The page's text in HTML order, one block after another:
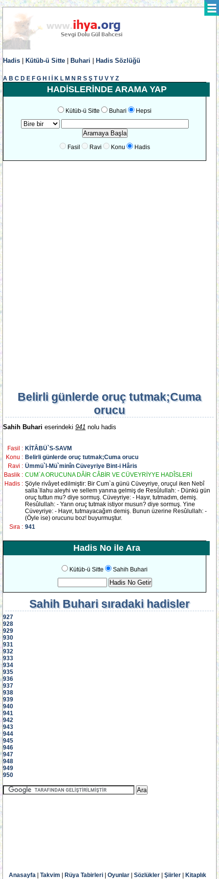
Hadis Kütüb-ü Sitte Buhari Hadis Sözlüğü
A B C D E F G H K L M N R S Ş T U V Y Z
HADİSLERİNDE ARAMA YAP
Kütüb-ü Sitte Buhari Hepsi
Fasil Ravi Konu Hadis
Belirli günlerde oruç tutmak;Cuma
orucu
Sahih Buhari eserindeki 941 nolu hadis
Fasil : KİTÂBÜ`S-SAVM
Konu : Belirli günlerde oruç tutmak;Cuma orucu
Ravi : Ümmü`l-Mü`minîn Cüveyriye Bint-i Hâris
Baslik : CUM`A ORUCUNA DÂİR CÂBİR VE CÜVEYRİYYE HADÎSLERİ
Hadis : Şöyle rivâyet edilmiştir: Bir Cum`a günü Cüveyriye, oruçul iken Nebî
salla`llahu aleyhi ve sellem yanına gelmiş de Resûlullah: - Dünkü gün
oruç tuttun mu? diye sormuş. Cüveyriye: - Hayır, tutmadım, demiş.
Resûlullah: - Yarın oruç tutmak istiyor musun? diye sormuş. Yine
Cüveyriye: - Hayır, tutmayacağım demiş. Bunun üzerine Resûlullah: -
(Öyle ise) orucunu boz! buyurmuştur.
Sıra : 941
Hadis No ile Ara
Kütüb-ü Sitte Sahih Buhari
Sahih Buharisıradaki hadisler
927
928
929
930
931
932
933
934
935
936
937
938
939
940
941
942
943
944
945
946
947
948
949
950
Anasayfa Takvim Rüya Tabirleri Oyunlar Sözlükler Şiirler Kitaplık